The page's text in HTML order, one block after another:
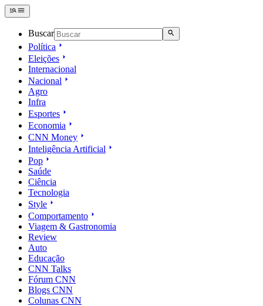
Buscar
Política
Eleições
Internacional
Nacional
Agro
Infra
Esportes
Economia
CNN Money
Inteligência Artificial
Pop
Saúde
Ciência
Tecnologia
Style
Comportamento
Viagem & Gastronomia
Review
Auto
Educação
CNN Talks
Fórum CNN
Blogs CNN
Colunas CNN